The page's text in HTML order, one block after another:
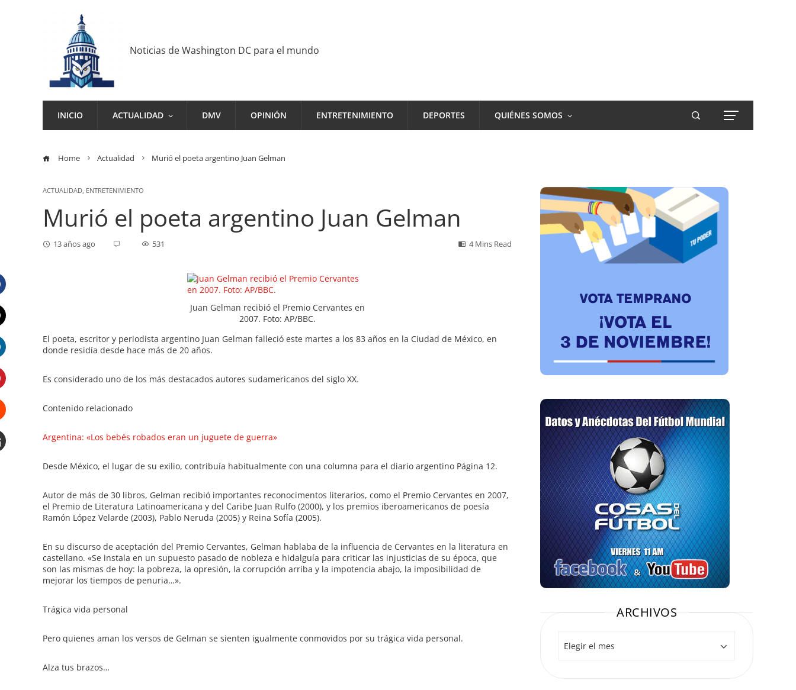
Noticias de Washington DC para el mundo
INICIO ACTUALIDAD DMV OPINIÓN ENTRETENIMIENTO DEPORTES QUIÉNES SOMOS
Home Actualidad Murió el poeta argentino Juan Gelman
ACTUALIDAD, ENTRETENIMIENTO
Murió el poeta argentino Juan Gelman
13 años ago 531 4 Mins Read
Juan Gelman recibió el Premio Cervantes en
2007. Foto: AP/BBC.
El poeta, escritor y periodista argentino Juan Gelman falleció este martes a los 83 años en la Ciudad de México, en
donde residía desde hace más de 20 años.
Es considerado uno de los más destacados autores sudamericanos del siglo XX.
Contenido relacionado
Argentina: «Los bebés robados eran un juguete de guerra»
Desde México, el lugar de su exilio, contribuía habitualmente con una columna para el diario argentino Página 12.
Autor de más de 30 libros, Gelman recibió importantes reconocimentos literarios, como el Premio Cervantes en 2007,
el Premio de Literatura Latinoamericana y del Caribe Juan Rulfo (2000), y los premios iberoamericanos de poesía
Ramón López Velarde (2003), Pablo Neruda (2005) y Reina Sofía (2005).
En su discurso de aceptación del Premio Cervantes, Gelman hablaba de la influencia de Cervantes en la literatura en
castellano. «Se instala en un supuesto pasado de nobleza e hidalguía para criticar las injusticias de su época, que
son las mismas de hoy: la pobreza, la opresión, la corrupción arriba y la impotencia abajo, la imposibilidad de
mejorar los tiempos de penuria…».
Trágica vida personal
Pero quienes aman los versos de Gelman se sienten igualmente conmovidos por su trágica vida personal.
Alza tus brazos…
ARCHIVOS